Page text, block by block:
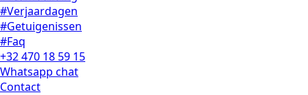
#Verjaardagen
#Getuigenissen
#Faq
+32 470 18 59 15
Whatsapp chat
Contact